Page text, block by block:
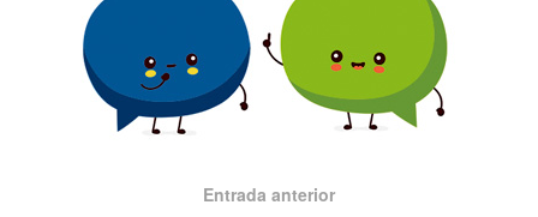
Entrada anterior